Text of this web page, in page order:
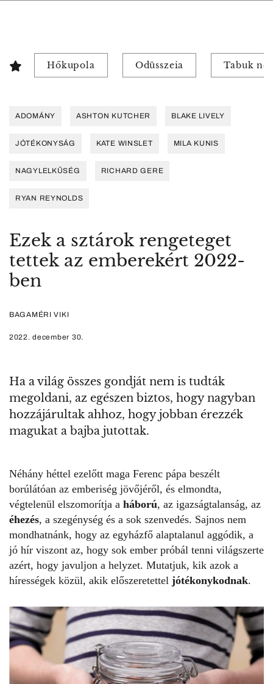
Hőkupola Odüsszeia Tabuk
ADOMÁNY ASHTON KUTCHER BLAKE LIVELY
JÓTÉKONYSÁG KATE WINSLET MILA KUNIS
NAGYLELKŰSÉG RICHARD GERE
RYAN REYNOLDS
Ezek a sztárok rengeteget
tettek az emberekért 2022-
ben
BAGAMÉRI VIKI
2022. december 30.
Ha a világ összes gondját nem is tudták
megoldani, az egészen biztos, hogy nagyban
hozzájárultak ahhoz, hogy jobban érezzék
magukat a bajba jutottak.
Néhány héttel ezelőtt maga Ferenc pápa beszélt
borúlátóan az emberiség jövőjéről, és elmondta,
végtelenül elszomorítja a háború, az igazságtalanság, az
éhezés, a szegénység és a sok szenvedés. Sajnos nem
mondhatnánk, hogy az egyházfő alaptalanul aggódik, a
jó hír viszont az, hogy sok ember próbál tenni világszerte
azért, hogy javuljon a helyzet. Mutatjuk, kik azok a
hírességek közül, akik előszeretettel jótékonykodnak.